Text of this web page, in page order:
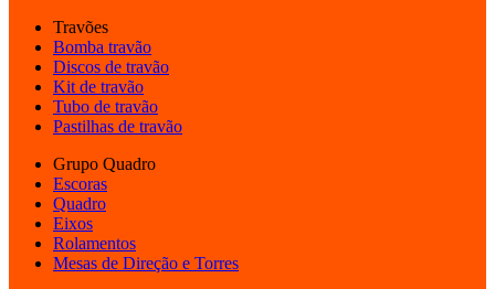
Travões
Bomba travão
Discos de travão
Kit de travão
Tubo de travão
Pastilhas de travão
Grupo Quadro
Escoras
Quadro
Eixos
Rolamentos
Mesas de Direção e Torres